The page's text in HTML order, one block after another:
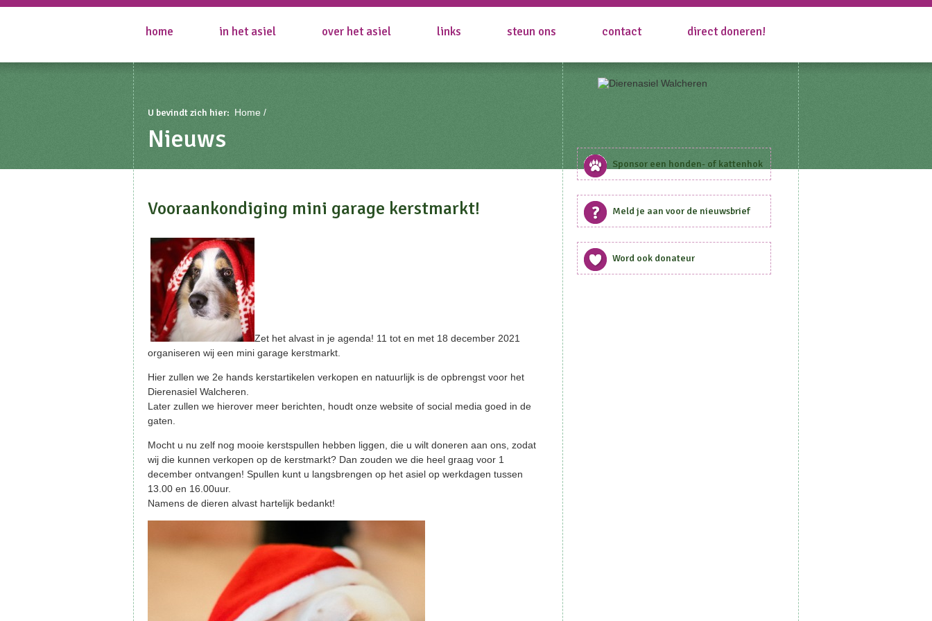
home in het asiel over het asiel links steun ons contact direct doneren!
U bevindt zich hier: Home
Nieuws
Vooraankondiging mini garage kerstmarkt!
Zet het alvast in je agenda! 11 tot en met 18 december 2021
organiseren wij een mini garage kerstmarkt.
Hier zullen we 2e hands kerstartikelen verkopen en natuurlijk is de opbrengst voor het
Dierenasiel Walcheren.
Later zullen we hierover meer berichten, houdt onze website of social media goed in de
gaten.
Mocht u nu zelf nog mooie kerstspullen hebben liggen, die u wilt doneren aan ons, zodat
wij die kunnen verkopen op de kerstmarkt? Dan zouden we die heel graag voor 1
december ontvangen! Spullen kunt u langsbrengen op het asiel op werkdagen tussen
13.00 en 16.00uur.
Namens de dieren alvast hartelijk bedankt!
Sponsor een honden- of kattenhok
Meld je aan voor de nieuwsbrief
Word ook donateur